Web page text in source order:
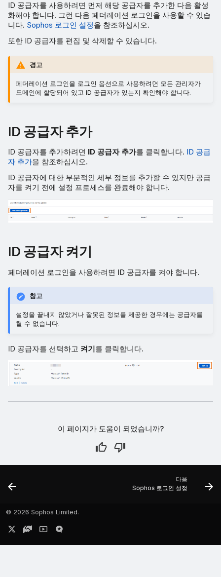
ID 공급자를 사용하려면 먼저 해당 공급자를 추가한 다음 활성
화해야 합니다. 그런 다음 페더레이션 로그인을 사용할 수 있습
니다. Sophos 로그인 설정을 참조하십시오.
또한 ID 공급자를 편집 및 삭제할 수 있습니다.
경고
페더레이션 로그인을 로그인 옵션으로 사용하려면 모든 관리자가
도메인에 할당되어 있고 ID 공급자가 있는지 확인해야 합니다.
ID 공급자 추가
ID 공급자를 추가하려면 ID 공급자 추가를 클릭합니다. ID 공급
자 추가을 참조하십시오.
ID 공급자에 대한 부분적인 세부 정보를 추가할 수 있지만 공급
자를 켜기 전에 설정 프로세스를 완료해야 합니다.
ID 공급자 켜기
페더레이션 로그인을 사용하려면 ID 공급자를 켜야 합니다.
참고
설정을 끝내지 않았거나 잘못된 정보를 제공한 경우에는 공급자를
켤 수 없습니다.
ID 공급자를 선택하고 켜기를 클릭합니다.
이 페이지가 도움이 되었습니까?
다음
Sophos 로그인 설정
© 2026 Sophos Limited.